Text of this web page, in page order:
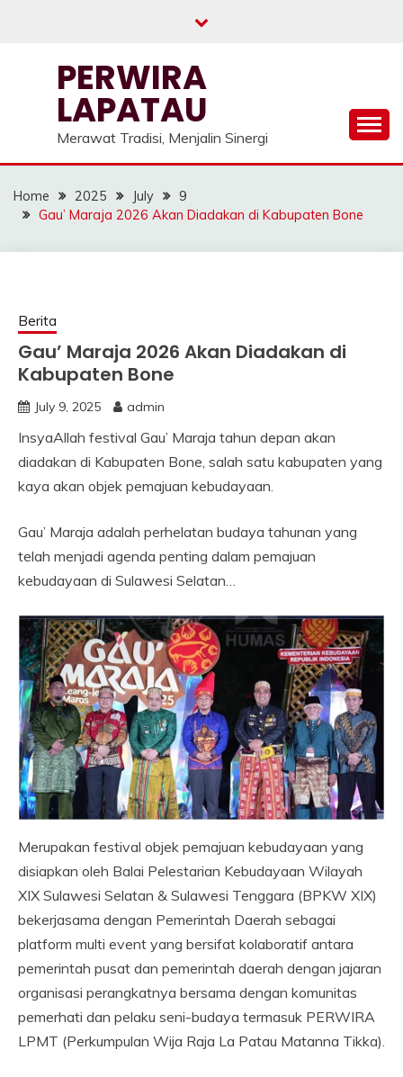
PERWIRA
LAPATAU
Merawat Tradisi, Menjalin Sinergi
Home 2025 July
9
Gau’ Maraja 2026 Akan Diadakan di Kabupaten Bone
Berita
Gau’ Maraja 2026 Akan Diadakan di
Kabupaten Bone
July 9, 2025 admin
InsyaAllah festival Gau’ Maraja tahun depan akan
diadakan di Kabupaten Bone, salah satu kabupaten yang
kaya akan objek pemajuan kebudayaan.
Gau’ Maraja adalah perhelatan budaya tahunan yang
telah menjadi agenda penting dalam pemajuan
kebudayaan di Sulawesi Selatan…
Merupakan festival objek pemajuan kebudayaan yang
disiapkan oleh Balai Pelestarian Kebudayaan Wilayah
XIX Sulawesi Selatan & Sulawesi Tenggara (BPKW XIX)
bekerjasama dengan Pemerintah Daerah sebagai
platform multi event yang bersifat kolaboratif antara
pemerintah pusat dan pemerintah daerah dengan jajaran
organisasi perangkatnya bersama dengan komunitas
pemerhati dan pelaku seni-budaya termasuk PERWIRA
LPMT (Perkumpulan Wija Raja La Patau Matanna Tikka).